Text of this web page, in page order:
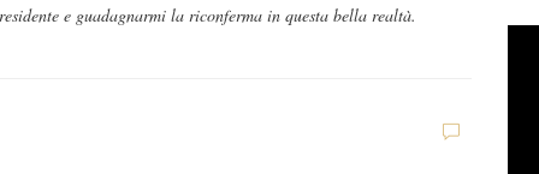
e guadagnarmi la riconferma in questa bella realtà.